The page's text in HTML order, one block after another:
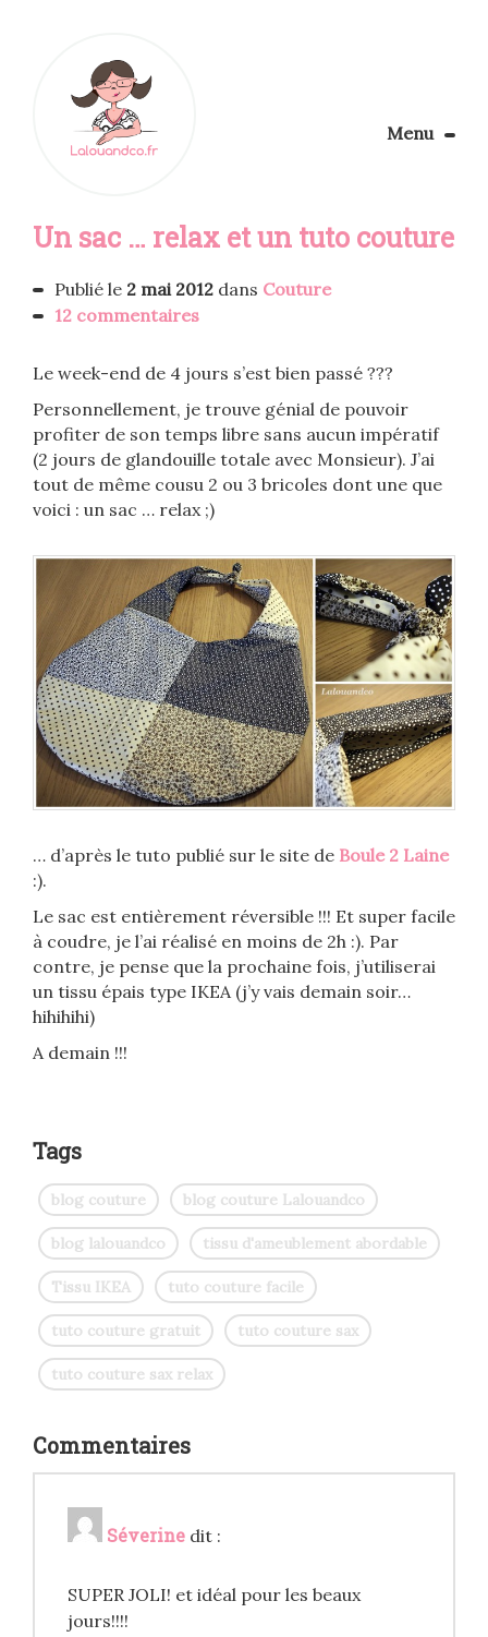
Menu
Apprendre la couture
Personnalisez vos tissus
Un sac … relax et un tuto couture
Publié le 2 mai 2012 dans Couture
12 commentaires
Le week-end de 4 jours s’est bien passé ???
Personnellement, je trouve génial de pouvoir
profiter de son temps libre sans aucun impératif
(2 jours de glandouille totale avec Monsieur). J’ai
tout de même cousu 2 ou 3 bricoles dont une que
voici : un sac … relax ;)
… d’après le tuto publié sur le site de Boule 2 Laine
:).
Le sac est entièrement réversible !!! Et super facile
à coudre, je l’ai réalisé en moins de 2h :). Par
contre, je pense que la prochaine fois, j’utiliserai
un tissu épais type IKEA (j’y vais demain soir…
hihihihi)
A demain !!!
Tags
blog couture blog couture Lalouandco
blog lalouandco tissu d'ameublement abordable
Tissu IKEA tuto couture facile
tuto couture gratuit tuto couture sax
tuto couture sax relax
Commentaires
Séverine dit :
SUPER JOLI! et idéal pour les beaux
jours!!!!